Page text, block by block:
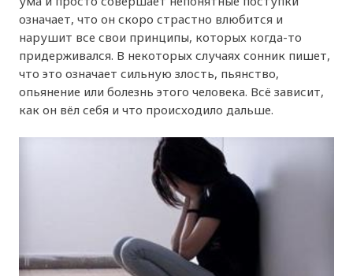
означает, что он скоро страстно влюбится и
нарушит все свои принципы, которых когда-то
придерживался. В некоторых случаях сонник пишет,
что это означает сильную злость, пьянство,
опьянение или болезнь этого человека. Всё зависит,
как он вёл себя и что происходило дальше.